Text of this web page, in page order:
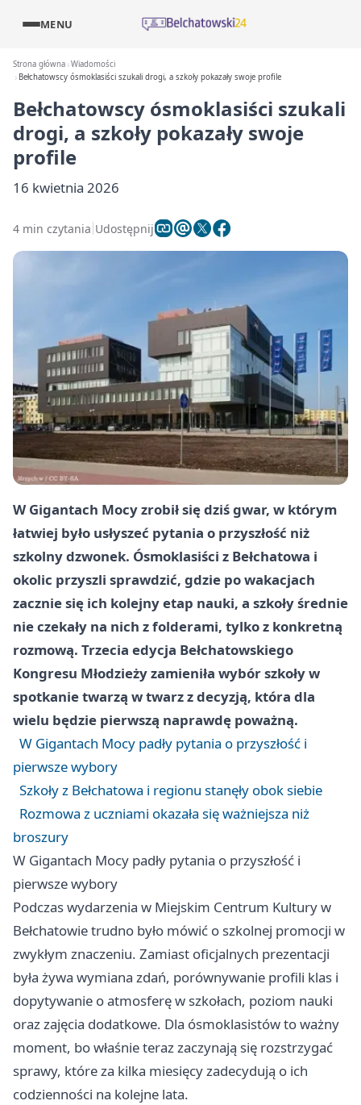
MENU
Strona główna Wiadomości
Bełchatowscy ósmoklasiści szukali drogi, a szkoły pokazały swoje profile
Bełchatowscy ósmoklasiści szukali
drogi, a szkoły pokazały swoje
profile
16 kwietnia 2026
4 min czytania Udostępnij
W Gigantach Mocy zrobił się dziś gwar, w którym
łatwiej było usłyszeć pytania o przyszłość niż
szkolny dzwonek. Ósmoklasiści z Bełchatowa i
okolic przyszli sprawdzić, gdzie po wakacjach
zacznie się ich kolejny etap nauki, a szkoły średnie
nie czekały na nich z folderami, tylko z konkretną
rozmową. Trzecia edycja Bełchatowskiego
Kongresu Młodzieży zamieniła wybór szkoły w
spotkanie twarzą w twarz z decyzją, która dla
wielu będzie pierwszą naprawdę poważną.
W Gigantach Mocy padły pytania o przyszłość i
pierwsze wybory
Szkoły z Bełchatowa i regionu stanęły obok siebie
Rozmowa z uczniami okazała się ważniejsza niż
broszury
W Gigantach Mocy padły pytania o przyszłość i
pierwsze wybory
Podczas wydarzenia w Miejskim Centrum Kultury w
Bełchatowie trudno było mówić o szkolnej promocji w
zwykłym znaczeniu. Zamiast oficjalnych prezentacji
była żywa wymiana zdań, porównywanie profili klas i
dopytywanie o atmosferę w szkołach, poziom nauki
oraz zajęcia dodatkowe. Dla ósmoklasistów to ważny
moment, bo właśnie teraz zaczynają się rozstrzygać
sprawy, które za kilka miesięcy zadecydują o ich
codzienności na kolejne lata.